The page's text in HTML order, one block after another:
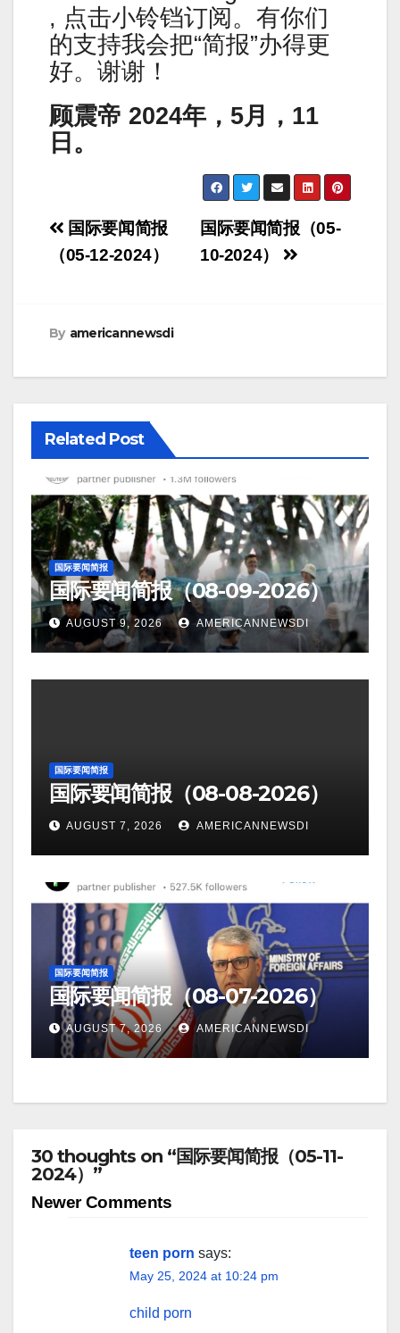
, 点击小铃铛订阅。有你们
的支持我会把“简报”办得更
好。谢谢！
顾震帝 2024年，5月，11
日。
Post
navigation
国际要闻简报（05-
10-2024）
国际要闻简报
（05-12-2024）
By americannewsdi
Related Post
国际要闻简报
国际要闻简报（08-09-2026）
AUGUST 9, 2026 AMERICANNEWSDI
国际要闻简报
国际要闻简报（08-08-2026）
AUGUST 7, 2026 AMERICANNEWSDI
国际要闻简报
国际要闻简报（08-07-2026）
AUGUST 7, 2026 AMERICANNEWSDI
30 thoughts on “国际要闻简报（05-11-
2024）”
Comment
Newer Comments
teen porn says:
May 25, 2024 at 10:24 pm
child porn